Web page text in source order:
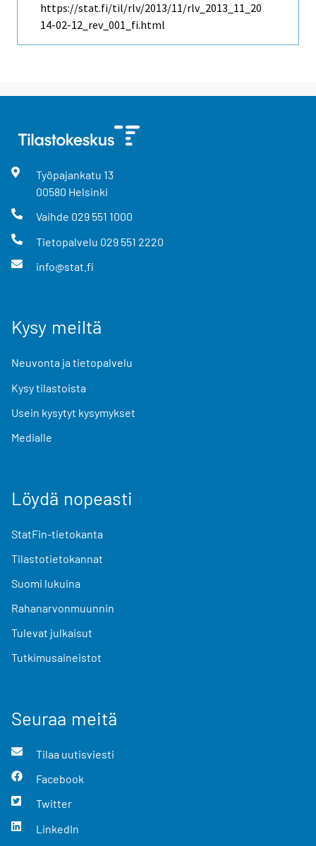
https://stat.fi/til/rlv/2013/11/rlv_2013_11_20
14-02-12_rev_001_fi.html
Työpajankatu 13
00580 Helsinki
Vaihde 029 551 1000
Tietopalvelu 029 551 2220
info@stat.fi
Kysy meiltä
Neuvonta ja tietopalvelu
Kysy tilastoista
Usein kysytyt kysymykset
Medialle
Löydä nopeasti
StatFin-tietokanta
Tilastotietokannat
Suomi lukuina
Rahanarvonmuunnin
Tulevat julkaisut
Tutkimusaineistot
Seuraa meitä
Tilaa uutisviesti
Facebook
Twitter
LinkedIn